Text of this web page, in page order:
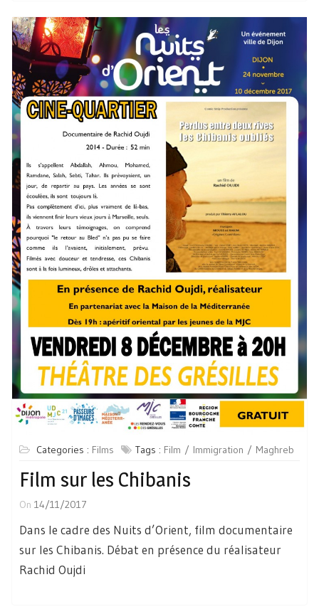
Categories : Films Tags : Film Immigration Maghreb
Film sur les Chibanis
On 14/11/2017
Dans le cadre des Nuits d’Orient, film documentaire
sur les Chibanis. Débat en présence du réalisateur
Rachid Oujdi